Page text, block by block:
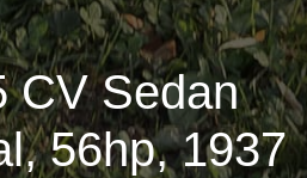
CV Sedan
56hp, 1937